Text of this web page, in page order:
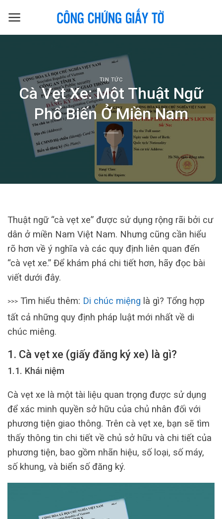
TIN TỨC
Cà Vẹt Xe: Một Thuật Ngữ
Phổ Biến Ở Miền Nam
Thuật ngữ “cà vẹt xe” được sử dụng rộng rãi bởi cư
dân ở miền Nam Việt Nam. Nhưng cũng cần hiểu
rõ hơn về ý nghĩa và các quy định liên quan đến
“cà vẹt xe.” Để khám phá chi tiết hơn, hãy đọc bài
viết dưới đây.
>>> Tìm hiểu thêm: Di chúc miệng là gì? Tổng hợp
tất cả những quy định pháp luật mới nhất về di
chúc miêng.
1. Cà vẹt xe (giấy đăng ký xe) là gì?
1.1. Khái niệm
Cà vẹt xe là một tài liệu quan trọng được sử dụng
để xác minh quyền sở hữu của chủ nhân đối với
phương tiện giao thông. Trên cà vẹt xe, bạn sẽ tìm
thấy thông tin chi tiết về chủ sở hữu và chi tiết của
phương tiện, bao gồm nhãn hiệu, số loại, số máy,
số khung, và biển số đăng ký.